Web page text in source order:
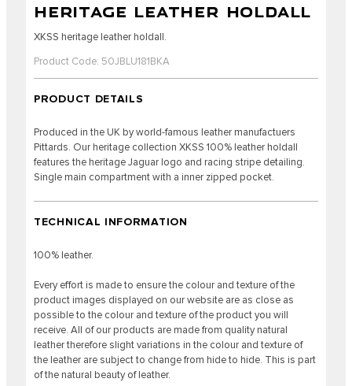
HERITAGE LEATHER HOLDALL
XKSS heritage leather holdall.
Product Code: 50JBLU181BKA
PRODUCT DETAILS
Produced in the UK by world-famous leather manufactuers
Pittards. Our heritage collection XKSS 100% leather holdall
features the heritage Jaguar logo and racing stripe detailing.
Single main compartment with a inner zipped pocket.
TECHNICAL INFORMATION
100% leather.
Every effort is made to ensure the colour and texture of the
product images displayed on our website are as close as
possible to the colour and texture of the product you will
receive. All of our products are made from quality natural
leather therefore slight variations in the colour and texture of
the leather are subject to change from hide to hide. This is part
of the natural beauty of leather.